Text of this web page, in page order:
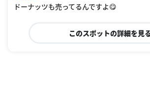
ドーナッツも売ってるんですよ😋
このスポットの詳細を見